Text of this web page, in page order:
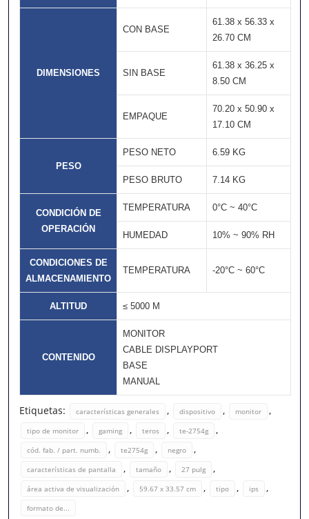
DIMENSIONES
CON BASE
61.38 x 56.33 x
26.70 CM
SIN BASE
61.38 x 36.25 x
8.50 CM
EMPAQUE
70.20 x 50.90 x
17.10 CM
PESO
PESO NETO 6.59 KG
PESO BRUTO 7.14 KG
CONDICIÓN DE
OPERACIÓN
TEMPERATURA 0°C ~ 40°C
HUMEDAD 10% ~ 90% RH
CONDICIONES DE
ALMACENAMIENTO
TEMPERATURA -20°C ~ 60°C
ALTITUD ≤ 5000 M
CONTENIDO
MONITOR
CABLE DISPLAYPORT
BASE
MANUAL
Etiquetas: características generales , dispositivo , monitor ,
tipo de monitor , gaming , teros , te-2754g ,
cód. fab. / part. numb. , te2754g , negro ,
características de pantalla , tamaño , 27 pulg ,
área activa de visualización , 59.67 x 33.57 cm , tipo , ips ,
formato de...